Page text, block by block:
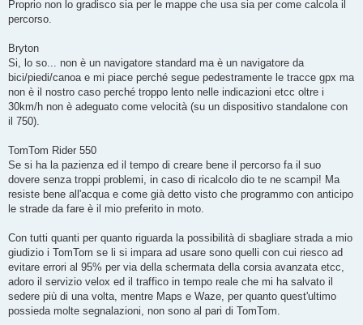
Proprio non lo gradisco sia per le mappe che usa sia per come calcola il
percorso.
Bryton
Si, lo so... non è un navigatore standard ma è un navigatore da
bici/piedi/canoa e mi piace perché segue pedestramente le tracce gpx ma
non è il nostro caso perché troppo lento nelle indicazioni etcc oltre i
30km/h non è adeguato come velocità (su un dispositivo standalone con
il 750).
TomTom Rider 550
Se si ha la pazienza ed il tempo di creare bene il percorso fa il suo
dovere senza troppi problemi, in caso di ricalcolo dio te ne scampi! Ma
resiste bene all'acqua e come già detto visto che programmo con anticipo
le strade da fare è il mio preferito in moto.
Con tutti quanti per quanto riguarda la possibilità di sbagliare strada a mio
giudizio i TomTom se li si impara ad usare sono quelli con cui riesco ad
evitare errori al 95% per via della schermata della corsia avanzata etcc,
adoro il servizio velox ed il traffico in tempo reale che mi ha salvato il
sedere più di una volta, mentre Maps e Waze, per quanto quest'ultimo
possieda molte segnalazioni, non sono al pari di TomTom.